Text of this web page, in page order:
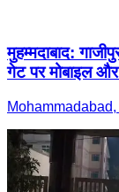
मुहम्मदाबाद:
गेट पर मोबाइल